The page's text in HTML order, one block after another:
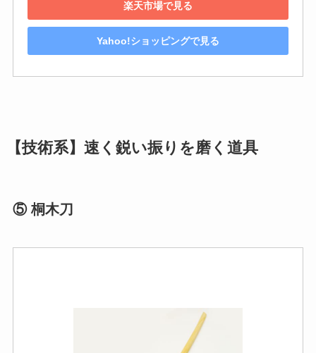
楽天市場で見る
Yahoo!ショッピングで見る
【技術系】速く鋭い振りを磨く道具
⑤ 桐木刀